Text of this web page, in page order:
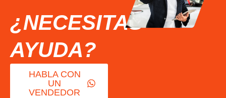
¿NECESITAS
AYUDA?
HABLA CON
UN
VENDEDOR